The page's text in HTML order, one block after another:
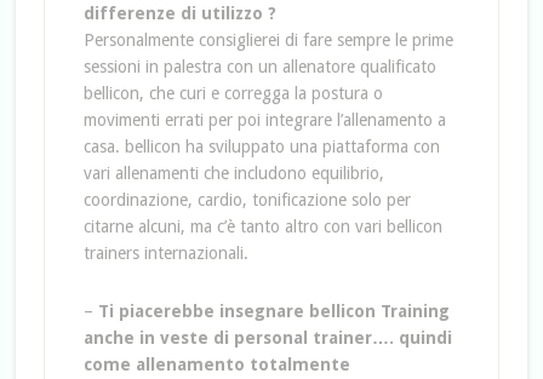
differenze di utilizzo ?
Personalmente consiglierei di fare sempre le prime
sessioni in palestra con un allenatore qualificato
bellicon, che curi e corregga la postura o
movimenti errati per poi integrare l’allenamento a
casa. bellicon ha sviluppato una piattaforma con
vari allenamenti che includono equilibrio,
coordinazione, cardio, tonificazione solo per
citarne alcuni, ma c’è tanto altro con vari bellicon
trainers internazionali.
– Ti piacerebbe insegnare bellicon Training
anche in veste di personal trainer…. quindi
come allenamento totalmente